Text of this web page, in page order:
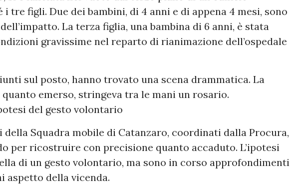
i tre figli. Due dei bambini, di 4 anni e di appena 4 mesi, sono
La terza figlia, una bambina di 6 anni, è stata
gravissime nel reparto di rianimazione dell’ospedale
sul posto, hanno trovato una scena drammatica. La
quanto emerso, stringeva tra le mani un rosario.
del gesto volontario
Squadra mobile di Catanzaro, coordinati dalla Procura,
per ricostruire con precisione quanto accaduto. L’ipotesi
di un gesto volontario, ma sono in corso approfondimenti
aspetto della vicenda.